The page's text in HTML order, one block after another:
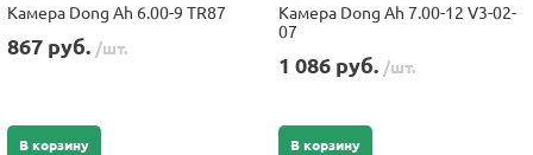
Камера Dong Ah 6.00-9 TR87
867 руб. /шт.
В корзину
Камера Dong Ah 7.00-12 V3-02-
07
1 086 руб. /шт.
В корзину